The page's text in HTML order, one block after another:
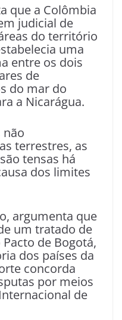
que a Colômbia
judicial de
do território
uma
entre os dois
de
do mar do
a Nicarágua.
não
terrestres, as
tensas há
dos limites
argumenta que
um tratado de
de Bogotá,
dos países da
concorda
por meios
de